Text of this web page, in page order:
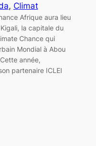
, Climat
Afrique aura lieu
la capitale du
Chance qui
Mondial à Abou
année,
partenaire ICLEI